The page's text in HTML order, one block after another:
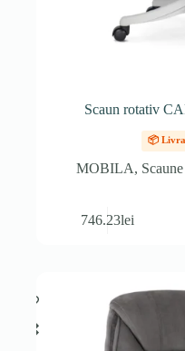
Scaun rotativ
📦
MOBILA,
746.23lei